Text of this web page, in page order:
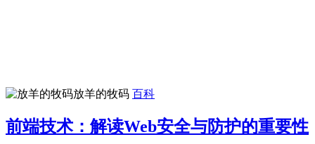
放羊的牧码 百科
前端技术：解读Web安全与防护的重要性